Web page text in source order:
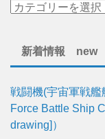
新着情報 new
戦闘機(宇宙軍戦
Force Battle Ship
drawing]）